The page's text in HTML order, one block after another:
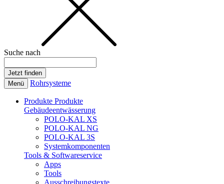
Suche nach
Menü Rohrsysteme
Produkte Produkte
Gebäudeentwässerung
POLO-KAL XS
POLO-KAL NG
POLO-KAL 3S
Systemkomponenten
Tools & Softwareservice
Apps
Tools